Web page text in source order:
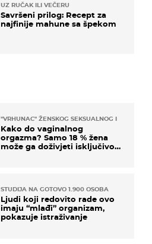
"VRHUNAC" ŽENSKOG SEKSUALNOG ISKUSTVA
Kako do vaginalnog
orgazma? Samo 18 % žena
može ga doživjeti isključivo
STUDIJA NA GOTOVO 1.900 OSOBA
Ljudi koji redovito rade ovo
imaju “mlađi” organizam,
pokazuje istraživanje
UZ RUČAK ILI VEČERU
Savršeni prilog: Recept za
najfinije mahune sa špekom